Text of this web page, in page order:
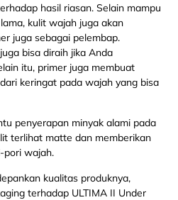
hasil riasan. Selain mampu
kulit wajah juga akan
juga sebagai pelembap.
bisa diraih jika Anda
itu, primer juga membuat
keringat pada wajah yang bisa
penyerapan minyak alami pada
terlihat matte dan memberikan
pori wajah.
kualitas produknya,
terhadap ULTIMA II Under